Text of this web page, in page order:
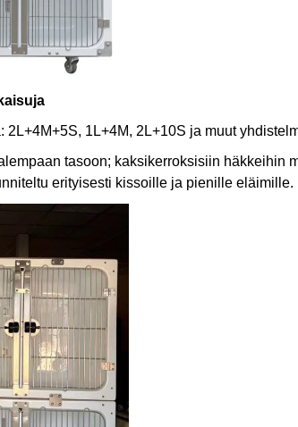
1L+4M, 2L+10S ja muut
tasoon; kaksikerroksisiin häkkeihin
erityisesti kissoille ja pienille eläimille.